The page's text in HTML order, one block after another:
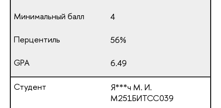
4
56%
6.49
Я***ч М. И.
М251БИТСС039